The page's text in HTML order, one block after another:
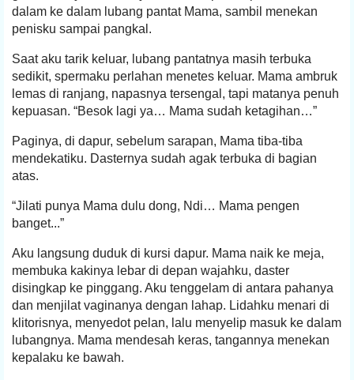
dalam ke dalam lubang pantat Mama, sambil menekan
penisku sampai pangkal.
Saat aku tarik keluar, lubang pantatnya masih terbuka
sedikit, spermaku perlahan menetes keluar. Mama ambruk
lemas di ranjang, napasnya tersengal, tapi matanya penuh
kepuasan. “Besok lagi ya… Mama sudah ketagihan…”
Paginya, di dapur, sebelum sarapan, Mama tiba-tiba
mendekatiku. Dasternya sudah agak terbuka di bagian
atas.
“Jilati punya Mama dulu dong, Ndi… Mama pengen
banget...”
Aku langsung duduk di kursi dapur. Mama naik ke meja,
membuka kakinya lebar di depan wajahku, daster
disingkap ke pinggang. Aku tenggelam di antara pahanya
dan menjilat vaginanya dengan lahap. Lidahku menari di
klitorisnya, menyedot pelan, lalu menyelip masuk ke dalam
lubangnya. Mama mendesah keras, tangannya menekan
kepalaku ke bawah.